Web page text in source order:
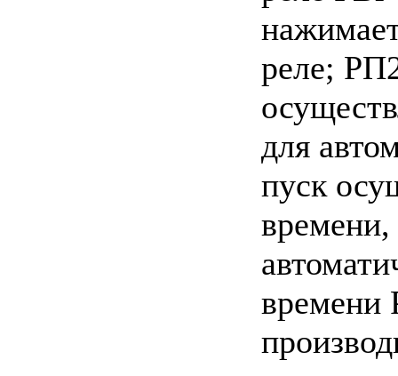
реле;
для
пуск
времени,
времени